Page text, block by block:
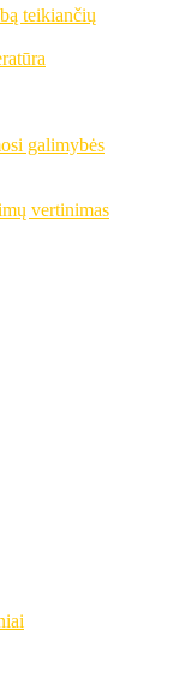
teikiančių
galimybės
vertinimas